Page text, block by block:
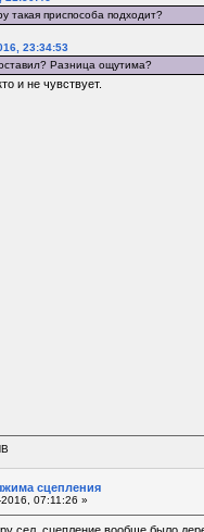
такая приспособа подходит?
23:34:53
Разница ощутима?
и не чувствует.
сцепления
07:11:26 »